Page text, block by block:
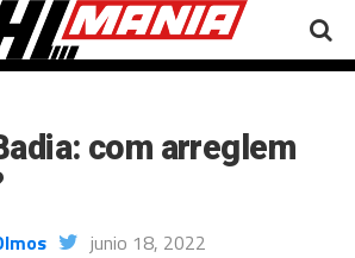
com arreglem
junio 18, 2022